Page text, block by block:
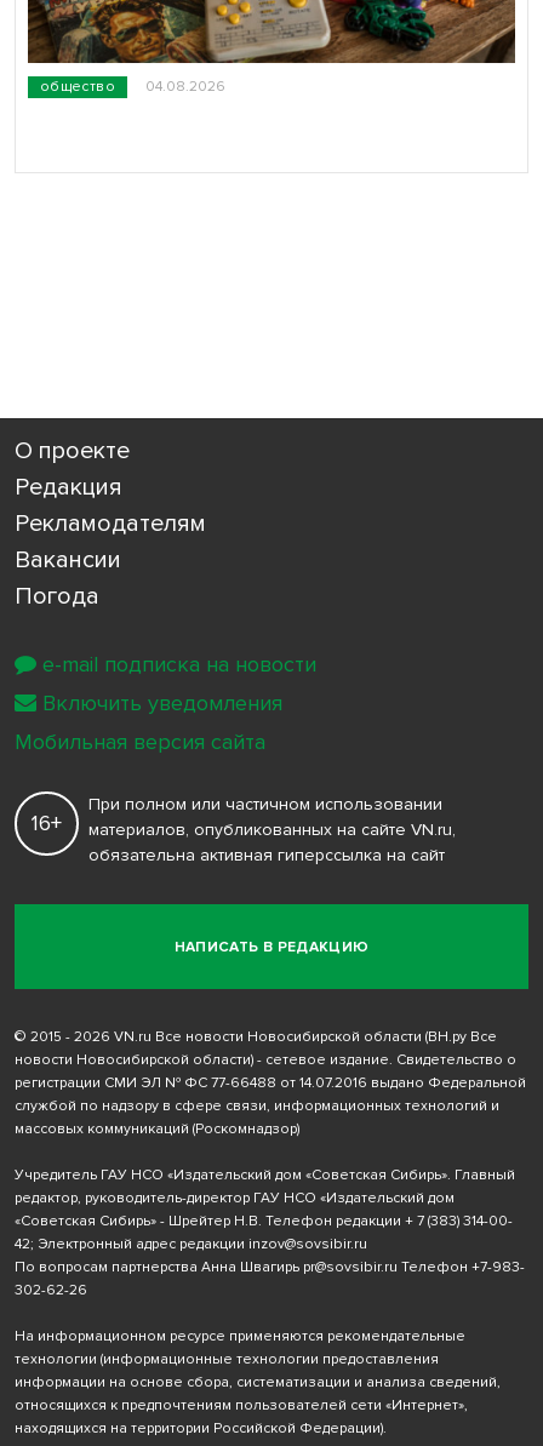
общество 04.08.2026
О проекте
Редакция
Рекламодателям
Вакансии
Погода
НАПИСАТЬ В РЕДАКЦИЮ
16+
При полном или частичном использовании
материалов, опубликованных на сайте VN.ru,
обязательна активная гиперссылка на сайт
© 2015 - 2026 VN.ru Все новости Новосибирской области (ВН.ру Все
новости Новосибирской области) - сетевое издание. Свидетельство о
регистрации СМИ ЭЛ № ФС 77-66488 от 14.07.2016 выдано Федеральной
службой по надзору в сфере связи, информационных технологий и
массовых коммуникаций (Роскомнадзор)
Учредитель ГАУ НСО «Издательский дом «Советская Сибирь». Главный
редактор, руководитель-директор ГАУ НСО «Издательский дом
«Советская Сибирь» - Шрейтер Н.В. Телефон редакции + 7 (383) 314-00-
42; Электронный адрес редакции inzov@sovsibir.ru
По вопросам партнерства Анна Швагирь pr@sovsibir.ru Телефон +7-983-
302-62-26
На информационном ресурсе применяются рекомендательные
технологии (информационные технологии предоставления
информации на основе сбора, систематизации и анализа сведений,
относящихся к предпочтениям пользователей сети «Интернет»,
находящихся на территории Российской Федерации).
e-mail подписка на новости
Включить уведомления
Мобильная версия сайта